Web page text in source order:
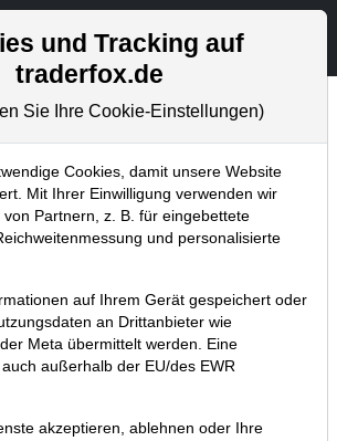
Aktien- und Artikelsuche
Der neuste 100%ter im
EU-Drohnenwall bietet
für das Iron Beam-
Uhr
und Tracking auf
traderfox.de
Sie Ihre Cookie-Einstellungen)
Cookies, damit unsere Website
Mit Ihrer Einwilligung verwenden wir
Partnern, z. B. für eingebettete
und personalisierte
auf Ihrem Gerät gespeichert oder
an Drittanbieter wie
Meta übermittelt werden. Eine
außerhalb der EU/des EWR
akzeptieren, ablehnen oder Ihre